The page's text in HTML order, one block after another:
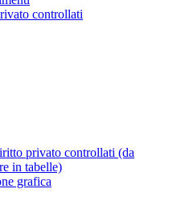
controllati
privato controllati (da
in tabelle)
grafica